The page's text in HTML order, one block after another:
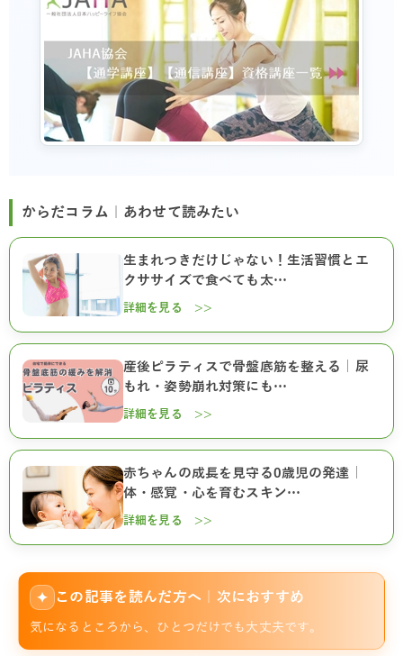
からだコラム｜あわせて読みたい
生まれつきだけじゃない！生活習慣とエ
クササイズで食べても太…
詳細を見る >>
産後ピラティスで骨盤底筋を整える｜尿
もれ・姿勢崩れ対策にも…
詳細を見る >>
赤ちゃんの成長を見守る0歳児の発達｜
体・感覚・心を育むスキン…
詳細を見る >>
✦ この記事を読んだ方へ｜次におすすめ
気になるところから、ひとつだけでも大丈夫です。